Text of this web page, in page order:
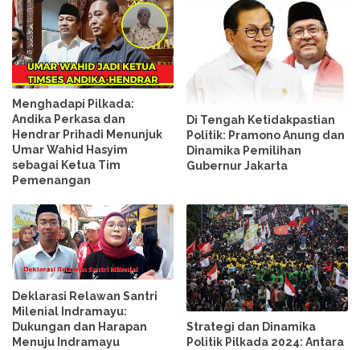
Menghadapi Pilkada:
Andika Perkasa dan
Hendrar Prihadi Menunjuk
Umar Wahid Hasyim
sebagai Ketua Tim
Pemenangan
Di Tengah Ketidakpastian
Politik: Pramono Anung dan
Dinamika Pemilihan
Gubernur Jakarta
Deklarasi Relawan Santri
Milenial Indramayu:
Dukungan dan Harapan
Menuju Indramayu
Strategi dan Dinamika
Politik Pilkada 2024: Antara